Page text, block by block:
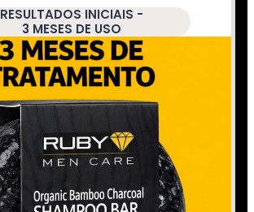
RESULTADOS INICIAIS -
3 MESES DE USO